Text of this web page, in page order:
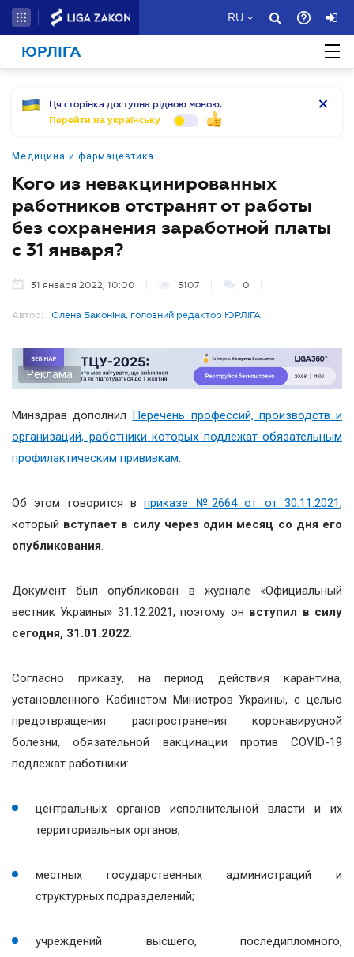
RU
ЮРЛІГА
Ця сторінка доступна рідною мовою.
Перейти на українську
Медицина и фармацевтика
Кого из невакцинированных
работников отстранят от работы
без сохранения заработной платы
с 31 января?
31 января 2022, 10:00 5107 0
Автор: Олена Баконіна, головний редактор ЮРЛІГА
Реклама
Минздрав дополнил Перечень профессий, производств и
организаций, работники которых подлежат обязательным
профилактическим прививкам.
Об этом говорится вприказе №2664 от от 30.11.2021,
который вступает в силу через один месяц со дня его
опубликования.
Документ был опубликован в журнале «Официальный
вестник Украины» 31.12.2021, поэтому он вступил в силу
сегодня, 31.01.2022.
Согласно приказу, на период действия карантина,
установленного Кабинетом Министров Украины, с целью
предотвращения распространения коронавирусной
болезни, обязательной вакцинации против COVID-19
подлежат работники:
центральных органов исполнительной власти и их
территориальных органов;
местных государственных администраций и
структурных подразделений;
учреждений высшего, последипломного,